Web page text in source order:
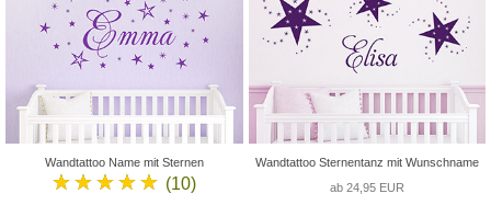
Wandtattoo Name mit Sternen
★★★★★ (10)
Wandtattoo Sternentanz mit Wunschname
ab 24,95 EUR